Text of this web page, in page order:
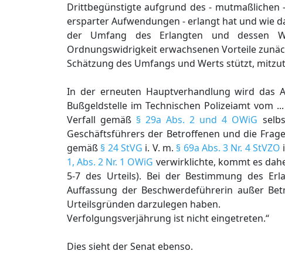
Drittbegünstigte aufgrund des - mutmaßlichen
ersparter Aufwendungen - erlangt hat und wie
der Umfang des Erlangten und dessen
Ordnungswidrigkeit erwachsenen Vorteile
Schätzung des Umfangs und Werts stützt,
In der erneuten Hauptverhandlung wird das
Bußgeldstelle im Technischen Polizeiamt
Verfall gemäß § 29a Abs. 2 und 4 OWiG
Geschäftsführers der Betroffenen und die
gemäß § 24 StVG i. V. m. § 69a Abs. 3 Nr. 4 StVZO
1, Abs. 2 Nr. 1 OWiG verwirklichte, kommt es
5-7 des Urteils). Bei der Bestimmung des
Auffassung der Beschwerdeführerin außer
Urteilsgründen darzulegen haben.
Verfolgungsverjährung ist nicht eingetreten.“
Dies sieht der Senat ebenso.